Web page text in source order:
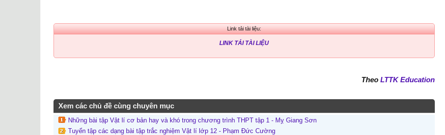
Link tải tài liệu:
LINK TẢI TÀI LIỆU
Theo LTTK Education
Xem các chủ đề cùng chuyên mục
Những bài tập Vật lí cơ bản hay và khó trong chương trình THPT tập 1 - Mỵ Giang Sơn
Tuyển tập các dạng bài tập trắc nghiệm Vật lí lớp 12 - Phạm Đức Cường